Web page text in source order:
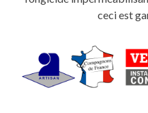
ceci est